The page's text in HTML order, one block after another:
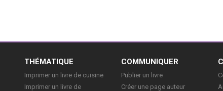
THÉMATIQUE
Imprimer un livre de cuisine
Imprimer un livre de
COMMUNIQUER
Publier un livre
Créer une page auteur